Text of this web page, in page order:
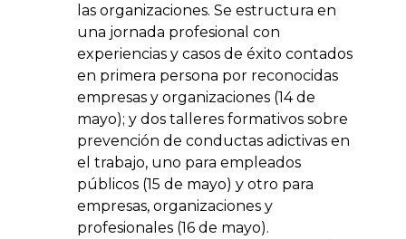
las organizaciones. Se estructura en
una jornada profesional con
experiencias y casos de éxito contados
en primera persona por reconocidas
empresas y organizaciones (14 de
mayo); y dos talleres formativos sobre
prevención de conductas adictivas en
el trabajo, uno para empleados
públicos (15 de mayo) y otro para
empresas, organizaciones y
profesionales (16 de mayo).